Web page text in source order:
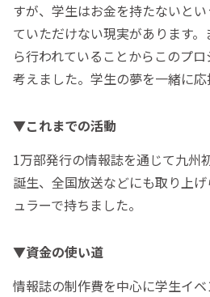
すが、学生はお金を持たないと
ていただけない現実があります
ら行われていることからこのプ
考えました。学生の夢を一緒に応
▼これまでの活動
1万部発行の情報誌を通じて九州
誕生、全国放送などにも取り上
ュラーで持ちました。
▼資金の使い道
情報誌の制作費を中心に学生イ